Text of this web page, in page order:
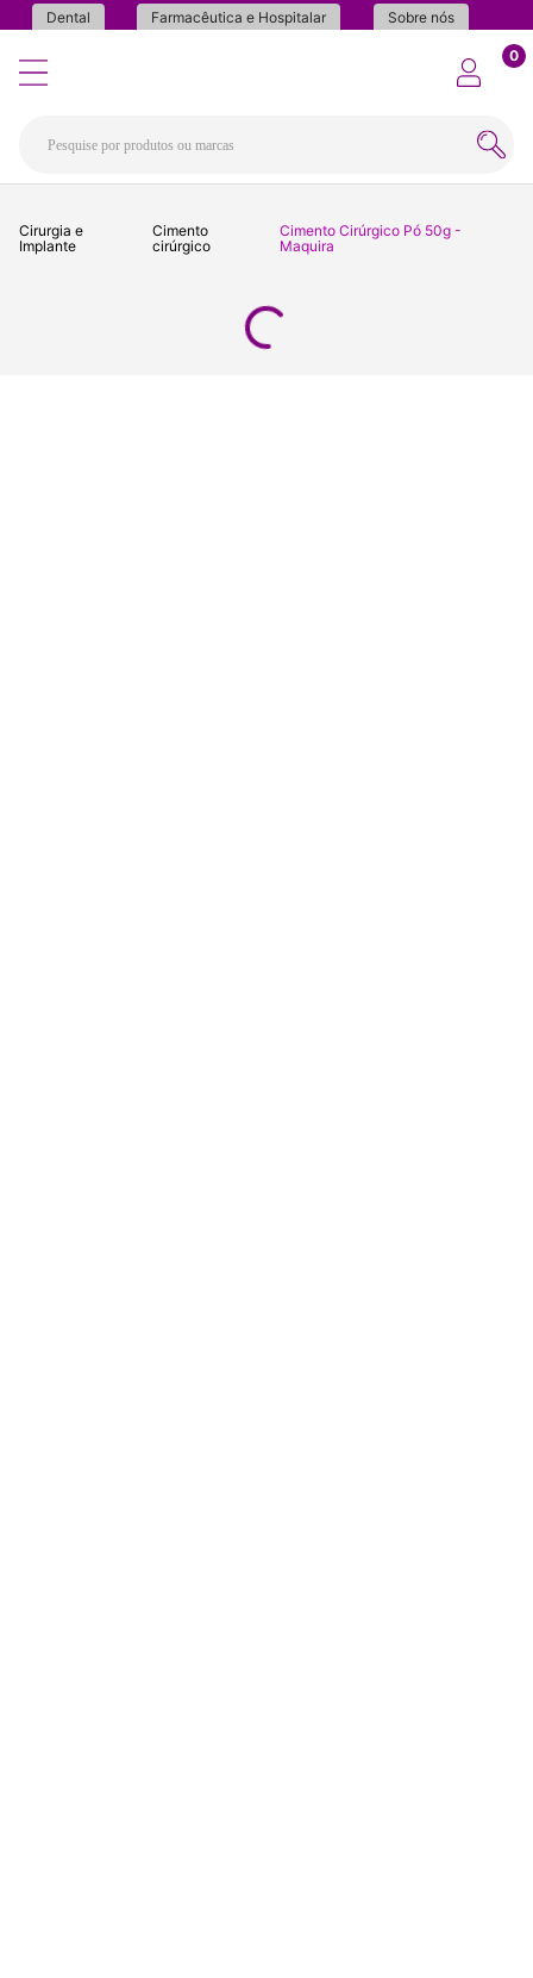
Dental Farmacêutica e Hospitalar Sobre nós
0
Cirurgia e
Implante
Cimento
cirúrgico
Cimento Cirúrgico Pó 50g -
Maquira